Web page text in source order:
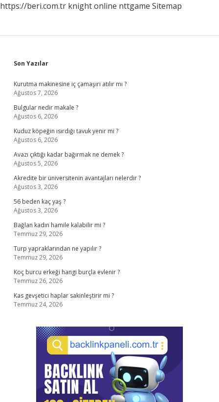
https://beri.com.tr knight online nttgame Sitemap
Sidebar
Son Yazılar
Kurutma makinesine iç çamaşırı atılır mı ?
Ağustos 7, 2026
Bulgular nedir makale ?
Ağustos 6, 2026
Kuduz köpeğin ısırdığı tavuk yenir mi ?
Ağustos 6, 2026
Avazı çıktığı kadar bağırmak ne demek ?
Ağustos 5, 2026
Akredite bir üniversitenin avantajları nelerdir ?
Ağustos 3, 2026
56 beden kaç yaş ?
Ağustos 3, 2026
Bağlan kadın hamile kalabilir mi ?
Temmuz 29, 2026
Turp yapraklarından ne yapılır ?
Temmuz 29, 2026
Koç burcu erkeği hangi burçla evlenir ?
Temmuz 26, 2026
Kas gevşetici haplar sakinleştirir mi ?
Temmuz 24, 2026